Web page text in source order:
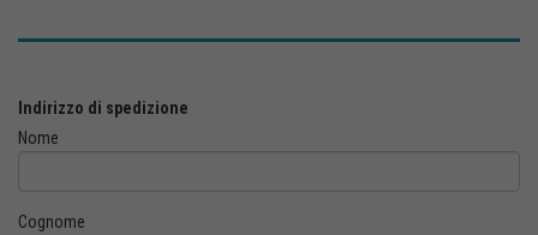
Indirizzo di spedizione
Nome
Cognome